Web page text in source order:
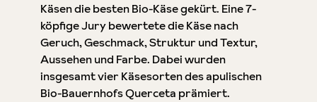
Käsen die besten Bio-Käse gekürt. Eine 7-
köpfige Jury bewertete die Käse nach
Geruch, Geschmack, Struktur und Textur,
Aussehen und Farbe. Dabei wurden
insgesamt vier Käsesorten des apulischen
Bio-Bauernhofs Querceta prämiert.